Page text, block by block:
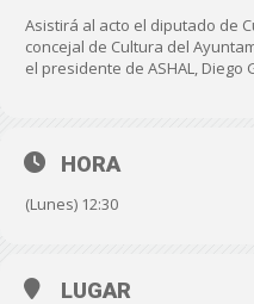
Asistirá al acto el diputado de
concejal de Cultura del
el presidente de ASHAL, Diego
HORA
(Lunes) 12:30
LUGAR